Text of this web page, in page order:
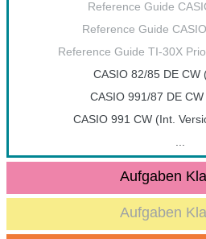
Reference Guide
Reference Guide
Reference Guide TI-30X
CASIO 82/85 DE CW
CASIO 991/87 DE
CASIO 991 CW (Int.
Aufgaben
Aufgaben